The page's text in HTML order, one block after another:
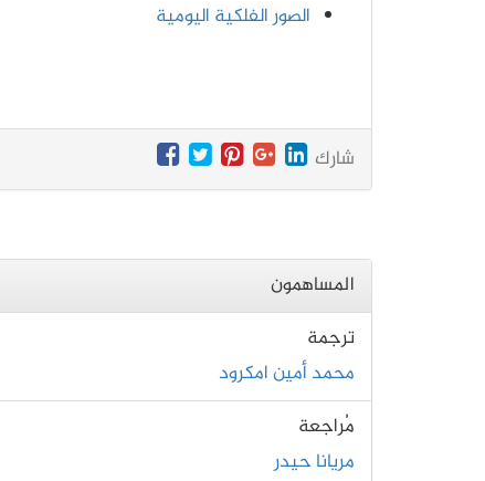
الصور الفلكية اليومية
شارك
المساهمون
ترجمة
محمد أمين امكرود
مُراجعة
مريانا حيدر